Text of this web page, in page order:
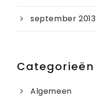
september 2013
Categorieën
Algemeen